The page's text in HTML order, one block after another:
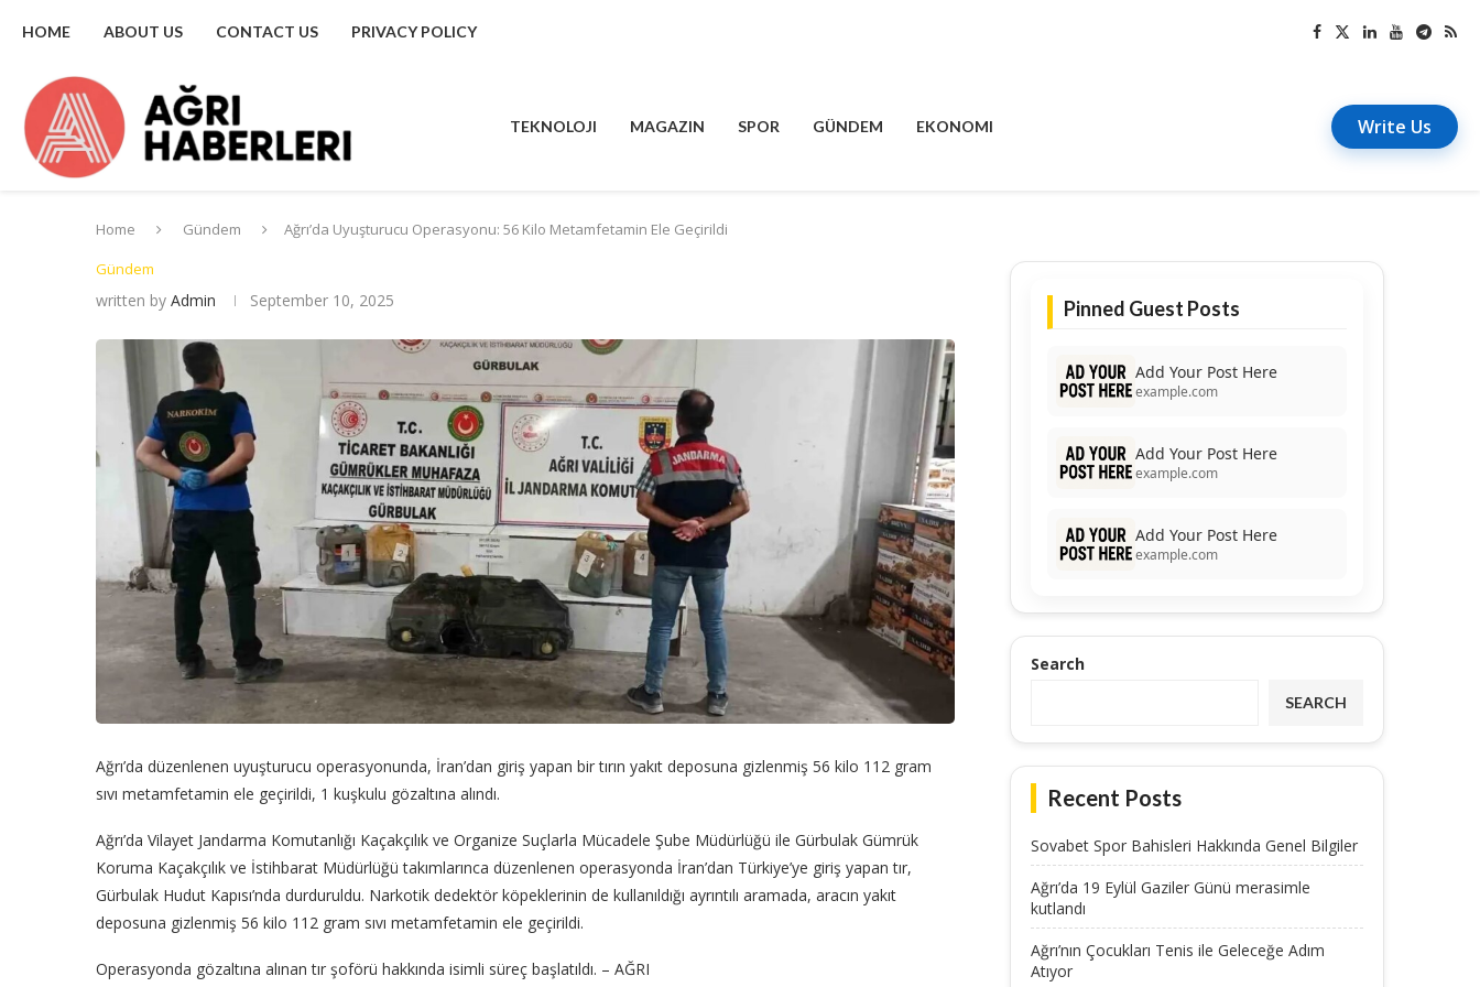
HOME ABOUT US CONTACT US PRIVACY POLICY
TEKNOLOJI MAGAZIN SPOR GÜNDEM EKONOMI Write Us
Home Gündem
Ağrı’da Uyuşturucu Operasyonu: 56 Kilo Metamfetamin Ele Geçirildi
Gündem
written by Admin September 10, 2025
Ağrı’da düzenlenen uyuşturucu operasyonunda, İran’dan giriş yapan bir tırın yakıt deposuna gizlenmiş 56 kilo 112 gram
sıvı metamfetamin ele geçirildi, 1 kuşkulu gözaltına alındı.
Ağrı’da Vilayet Jandarma Komutanlığı Kaçakçılık ve Organize Suçlarla Mücadele Şube Müdürlüğü ile Gürbulak Gümrük
Koruma Kaçakçılık ve İstihbarat Müdürlüğü takımlarınca düzenlenen operasyonda İran’dan Türkiye’ye giriş yapan tır,
Gürbulak Hudut Kapısı’nda durduruldu. Narkotik dedektör köpeklerinin de kullanıldığı ayrıntılı aramada, aracın yakıt
deposuna gizlenmiş 56 kilo 112 gram sıvı metamfetamin ele geçirildi.
Operasyonda gözaltına alınan tır şoförü hakkında isimli süreç başlatıldı. – AĞRI
Pinned Guest Posts
Add Your Post Here
example.com
Add Your Post Here
example.com
Add Your Post Here
example.com
Search
SEARCH
Recent Posts
Sovabet Spor Bahisleri Hakkında Genel Bilgiler
Ağrı’da 19 Eylül Gaziler Günü merasimle
kutlandı
Ağrı’nın Çocukları Tenis ile Geleceğe Adım
Atıyor